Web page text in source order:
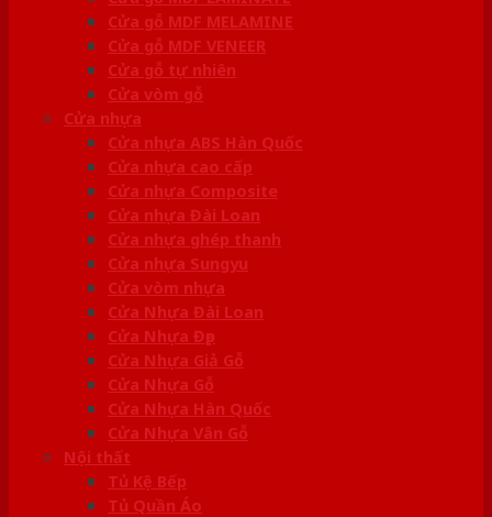
Cửa gỗ MDF MELAMINE
Cửa gỗ MDF VENEER
Cửa gỗ tự nhiên
Cửa vòm gỗ
Cửa nhựa
Cửa nhựa ABS Hàn Quốc
Cửa nhựa cao cấp
Cửa nhựa Composite
Cửa nhựa Đài Loan
Cửa nhựa ghép thanh
Cửa nhựa Sungyu
Cửa vòm nhựa
Cửa Nhựa Đài Loan
Cửa Nhựa Đẹp
Cửa Nhựa Giả Gỗ
Cửa Nhựa Gỗ
Cửa Nhựa Hàn Quốc
Cửa Nhựa Vân Gỗ
Nội thất
Tủ Kệ Bếp
Tủ Quần Áo